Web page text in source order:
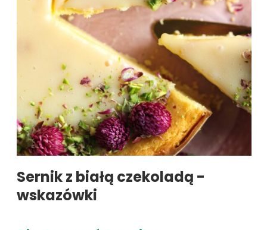
Sernik z białą czekoladą -
wskazówki